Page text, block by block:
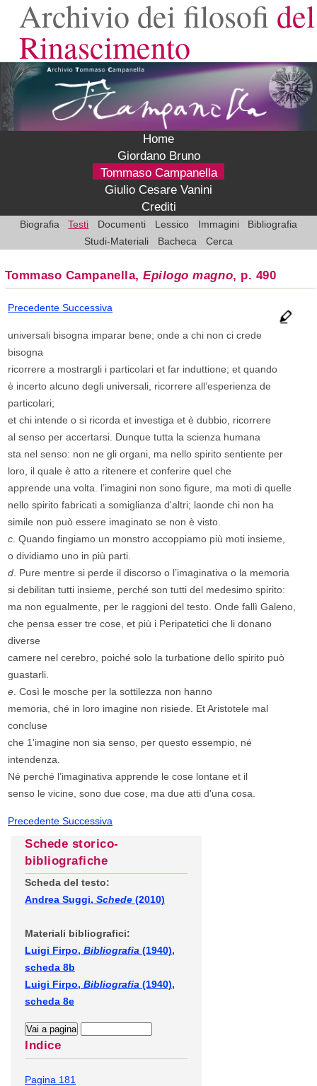
Archivio dei filosofi del
Rinascimento
Home
Giordano Bruno
Tommaso Campanella
Giulio Cesare Vanini
Crediti
Biografia Testi Documenti Lessico Immagini
Bibliografia
Studi-Materiali
Bacheca Cerca
Tommaso Campanella,Epilogo magno, p. 490
PrecedenteSuccessiva
universali bisogna imparar bene; onde a chi non ci crede
bisogna
ricorrere a mostrargli i particolari et far induttione; et quando
è incerto alcuno degli universali, ricorrere all’esperienza de
particolari;
et chi intende o si ricorda et investiga et è dubbio, ricorrere
al senso per accertarsi. Dunque tutta la scienza humana
sta nel senso: non ne gli organi, ma nello spirito sentiente per
loro, il quale è atto a ritenere et conferire quel che
apprende una volta. l’imagini non sono figure, ma moti di quelle
nello spirito fabricati a somiglianza d'altri; laonde chi non ha
simile non può essere imaginato se non è visto.
c. Quando fingiamo un monstro accoppiamo più moti insieme,
o dividiamo uno in più parti.
d. Pure mentre si perde il discorso o l’imaginativa o la memoria
si debilitan tutti insieme, perché son tutti del medesimo spirito:
ma non egualmente, per le raggioni del testo. Onde fallì Galeno,
che pensa esser tre cose, et più i Peripatetici che li donano
diverse
camere nel cerebro, poiché solo la turbatione dello spirito può
guastarli.
e. Così le mosche per la sottilezza non hanno
memoria, ché in loro imagine non risiede. Et Aristotele mal
concluse
che 1'imagine non sia senso, per questo essempio, né
intendenza.
Né perché l’imaginativa apprende le cose lontane et il
senso le vicine, sono due cose, ma due atti d'una cosa.
PrecedenteSuccessiva
Schede storico-
bibliografiche
Scheda del testo:
Andrea Suggi, Schede (2010)
Materiali bibliografici:
Luigi Firpo, Bibliografia (1940),
scheda 8b
Luigi Firpo, Bibliografia (1940),
scheda 8e
Indice
Pagina 181